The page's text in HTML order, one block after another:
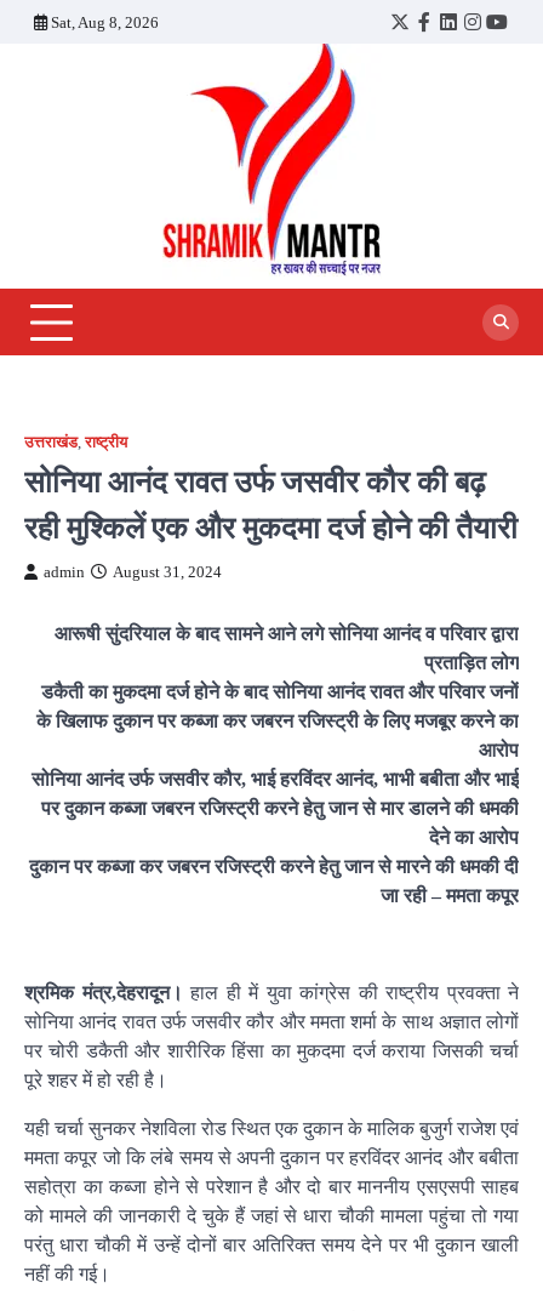
Sat, Aug 8, 2026
Twitter
Facebook
LinkedIn
उत्तराखंड,राष्ट्रीय
सोनिया आनंद रावत उर्फ जसवीर कौर की बढ़
रही मुश्किलें एक और मुकदमा दर्ज होने की तैयारी
admin August 31, 2024
आरूषी सुंदरियाल के बाद सामने आने लगे सोनिया आनंद व परिवार द्वारा
प्रताड़ित लोग
डकैती का मुकदमा दर्ज होने के बाद सोनिया आनंद रावत और परिवार जनों
के खिलाफ दुकान पर कब्जा कर जबरन रजिस्ट्री के लिए मजबूर करने का
आरोप
सोनिया आनंद उर्फ जसवीर कौर, भाई हरविंदर आनंद, भाभी बबीता और भाई
पर दुकान कब्जा जबरन रजिस्ट्री करने हेतु जान से मार डालने की धमकी
देने का आरोप
दुकान पर कब्जा कर जबरन रजिस्ट्री करने हेतु जान से मारने की धमकी दी
जा रही – ममता कपूर
श्रमिक मंत्र,देहरादून। हाल ही में युवा कांग्रेस की राष्ट्रीय प्रवक्ता ने
सोनिया आनंद रावत उर्फ जसवीर कौर और ममता शर्मा के साथ अज्ञात लोगों
पर चोरी डकैती और शारीरिक हिंसा का मुकदमा दर्ज कराया जिसकी चर्चा
पूरे शहर में हो रही है।
यही चर्चा सुनकर नेशविला रोड स्थित एक दुकान के मालिक बुजुर्ग राजेश एवं
ममता कपूर जो कि लंबे समय से अपनी दुकान पर हरविंदर आनंद और बबीता
सहोत्रा का कब्जा होने से परेशान है और दो बार माननीय एसएसपी साहब
को मामले की जानकारी दे चुके हैं जहां से धारा चौकी मामला पहुंचा तो गया
परंतु धारा चौकी में उन्हें दोनों बार अतिरिक्त समय देने पर भी दुकान खाली
नहीं की गई।